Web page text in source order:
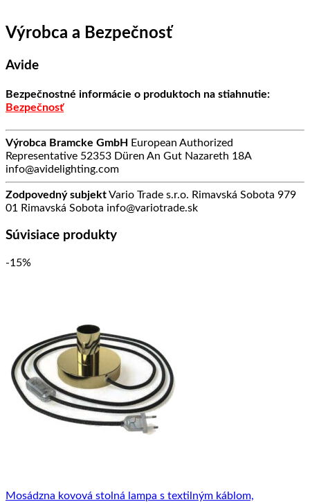
Výrobca a Bezpečnosť
Avide
Bezpečnostné informácie o produktoch na stiahnutie:
Bezpečnosť
Výrobca Bramcke GmbH European Authorized
Representative 52353 Düren An Gut Nazareth 18A
info@avidelighting.com
Zodpovedný subjektVario Trade s.r.o. Rimavská Sobota 979
01 Rimavská Sobota info@variotrade.sk
Súvisiace produkty
-15%
Mosádzna kovová stolná lampa s textilným káblom,